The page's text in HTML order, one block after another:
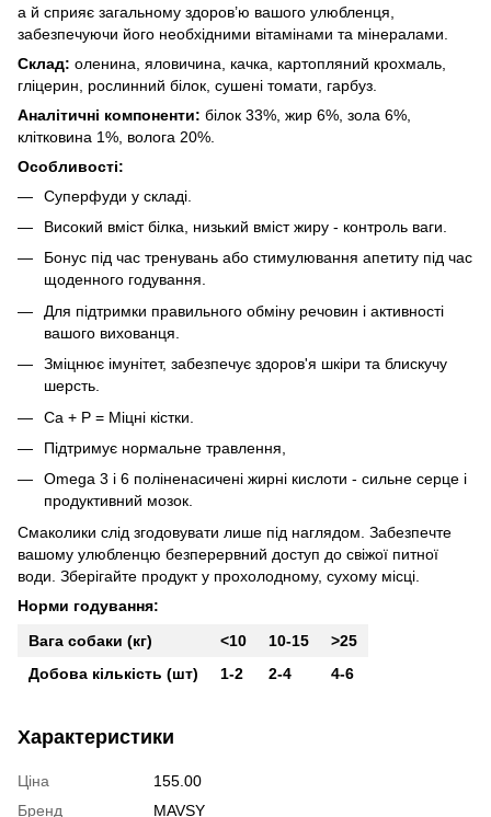
а й сприяє загальному здоров’ю вашого улюбленця,
забезпечуючи його необхідними вітамінами та мінералами.
Склад: оленина, яловичина, качка, картопляний крохмаль,
гліцерин, рослинний білок, сушені томати, гарбуз.
Аналітичні компоненти: білок 33%, жир 6%, зола 6%,
клітковина 1%, волога 20%.
Особливості:
Суперфуди у складі.
Високий вміст білка, низький вміст жиру - контроль ваги.
Бонус під час тренувань або стимулювання апетиту під час
щоденного годування.
Для підтримки правильного обміну речовин і активності
вашого вихованця.
Зміцнює імунітет, забезпечує здоров'я шкіри та блискучу
шерсть.
Са + Р = Міцні кістки.
Підтримує нормальне травлення,
Omega 3 і 6 поліненасичені жирні кислоти - сильне серце і
продуктивний мозок.
Смаколики слід згодовувати лише під наглядом. Забезпечте
вашому улюбленцю безперервний доступ до свіжої питної
води. Зберігайте продукт у прохолодному, сухому місці.
Норми годування:
Вага собаки (кг)
<10 10-15
>25
Добова кількість (шт)
1-2 2-4 4-6
Характеристики
Ціна
155.00
Бренд
MAVSY